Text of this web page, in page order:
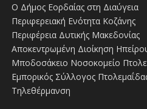
Ο Δήμος Εορδαίας στη Διαύγεια
Περιφερειακή Ενότητα Κοζάνης
Περιφέρεια Δυτικής Μακεδονίας
Αποκεντρωμένη Διοίκηση
Μποδοσάκειο Νοσοκομείο
Εμπορικός Σύλλογος
Τηλεθέρμανση